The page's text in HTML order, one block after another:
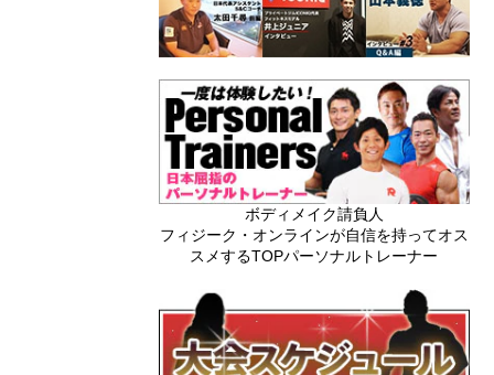
ボディメイク請負人
フィジーク・オンラインが自信を持ってオス
スメするTOPパーソナルトレーナー